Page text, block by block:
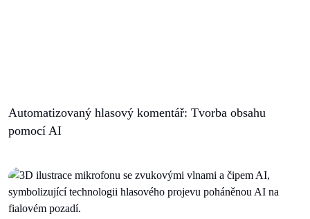
Automatizovaný hlasový komentář: Tvorba obsahu
pomocí AI